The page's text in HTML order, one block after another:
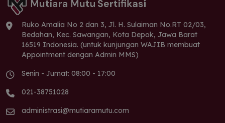
Ruko Amalia No 2 dan 3, Jl. H. Sulaiman No.RT 02/03,
Bedahan, Kec. Sawangan, Kota Depok, Jawa Barat
16519 Indonesia. (untuk kunjungan WAJIB membuat
Appointment dengan Admin MMS)
Senin - Jumat: 08:00 - 17:00
021-38751028
administrasi@mutiaramutu.com